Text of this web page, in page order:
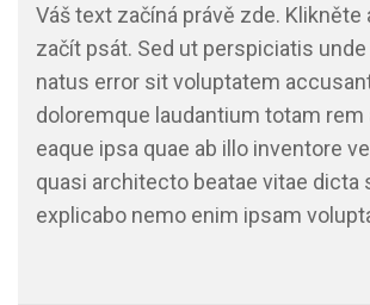
Váš text začíná právě zde. Klikněte
začít psát. Sed ut perspiciatis
natus error sit voluptatem
doloremque laudantium totam rem
eaque ipsa quae ab illo inventore
quasi architecto beatae vitae dicta
explicabo nemo enim ipsam